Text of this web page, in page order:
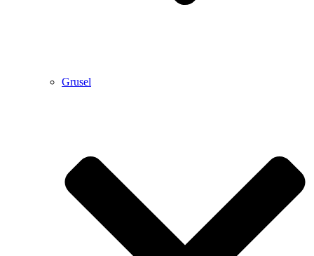
Grusel